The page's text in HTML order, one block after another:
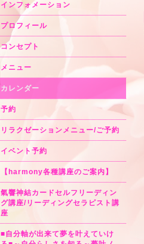
インフォメーション
プロフィール
コンセプト
メニュー
カレンダー
予約
リラクゼーションメニュー/ご予約
イベント予約
【harmony各種講座のご案内】
氣響神結カードセルフリーディン
グ講座/リーディングセラピスト講
座
■自分軸が出来て夢を叶えていけ